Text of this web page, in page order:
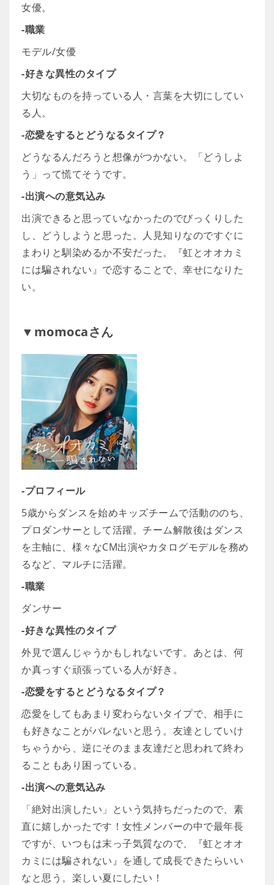
女優。
-職業
モデル/女優
-好きな異性のタイプ
大切なものを持っている人・言葉を大切にしてい
る人。
-恋愛をするとどうなるタイプ？
どうなるんだろうと想像がつかない。「どうしよ
う」って慌てそうです。
-出演への意気込み
出演できると思っていなかったのでびっくりした
し、どうしようと思った。人見知りなのですぐに
まわりと馴染めるか不安だった。『虹とオオカミ
には騙されない』で恋することで、幸せになりた
い。
▼momocaさん
-プロフィール
5歳からダンスを始めキッズチームで活動ののち、
プロダンサーとして活躍。チーム解散後はダンス
を主軸に、様々なCM出演やカタログモデルを務め
るなど、マルチに活躍。
-職業
ダンサー
-好きな異性のタイプ
外見で選んじゃうかもしれないです。あとは、何
か真っすぐ頑張っている人が好き。
-恋愛をするとどうなるタイプ？
恋愛をしてもあまり変わらないタイプで、相手に
も好きなことがバレないと思う。友達としていけ
ちゃうから、逆にそのまま友達だと思われて終わ
ることもあり困っている。
-出演への意気込み
「絶対出演したい」という気持ちだったので、素
直に嬉しかったです！女性メンバーの中で最年長
ですが、いつもは末っ子気質なので、『虹とオオ
カミには騙されない』を通して成長できたらいい
なと思う。楽しい夏にしたい！